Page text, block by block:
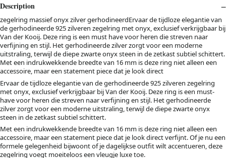
Description
zegelring massief onyx zilver gerhodineerdErvaar de tijdloze elegantie van
de gerhodineerde 925 zilveren zegelring met onyx, exclusief verkrijgbaar bij
Van der Kooij. Deze ring is een must have voor heren die streven naar
verfijning en stijl. Het gerhodineerde zilver zorgt voor een moderne
uitstraling, terwijl de diepe zwarte onyx steen in de zetkast subtiel schittert.
Met een indrukwekkende breedte van 16 mm is deze ring niet alleen een
accessoire, maar een statement piece dat je look direct
Ervaar de tijdloze elegantie van de gerhodineerde 925 zilveren zegelring
met onyx, exclusief verkrijgbaar bij Van der Kooij. Deze ring is een must-
have voor heren die streven naar verfijning en stijl. Het gerhodineerde
zilver zorgt voor een moderne uitstraling, terwijl de diepe zwarte onyx
steen in de zetkast subtiel schittert.
Met een indrukwekkende breedte van 16 mm is deze ring niet alleen een
accessoire, maar een statement piece dat je look direct verfijnt. Of je nu een
formele gelegenheid bijwoont of je dagelijkse outfit wilt accentueren, deze
zegelring voegt moeiteloos een vleugje luxe toe.